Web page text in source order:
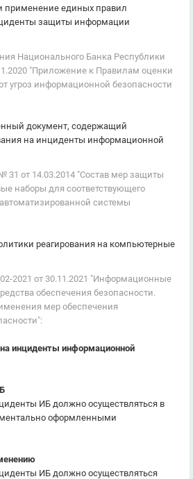
применение единых правил
защиты информации
Национального Банка Республики
"Приложение к Правилам оценки
угроз информационной безопасности
документ, содержащий
на инциденты информационной
от 14.03.2014 "Состав мер защиты
наборы для соответствующего
системы
реагирования на компьютерные
2021 от 30.11.2021 "Информационные
обеспечения безопасности.
мер обеспечения
на инциденты информационной
ИБ должно осуществляться в
оформленными
ИБ должно осуществляться